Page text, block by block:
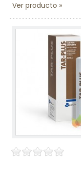
Ver producto